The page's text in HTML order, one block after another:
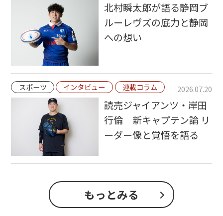
北村瞬太郎が語る静岡ブ
ルーレヴズの底力と静岡
への想い
スポーツ インタビュー 連載コラム 2026.07.20
読売ジャイアンツ・岸田
行倫 新キャプテン論 リ
ーダー像と覚悟を語る
もっとみる